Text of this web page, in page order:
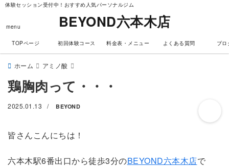
体験セッション受付中！おすすめ人気パーソナルジム
menu BEYOND六本木店
TOPページ 初回体験コース 料金表・メニュー よくある質問 ブロ
ホーム アミノ酸
鶏胸肉って・・・
2025.01.13 / BEYOND
皆さんこんにちは！
六本木駅6番出口から徒歩3分のBEYOND六本木店で